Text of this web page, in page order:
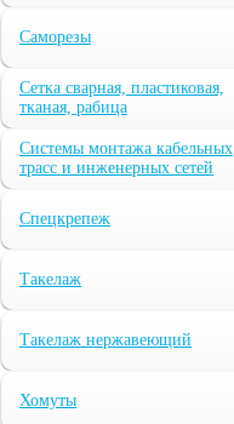
Саморезы
Сетка сварная, пластиковая,
тканая, рабица
Системы монтажа кабельных
трасс и инженерных сетей
Спецкрепеж
Такелаж
Такелаж нержавеющий
Хомуты